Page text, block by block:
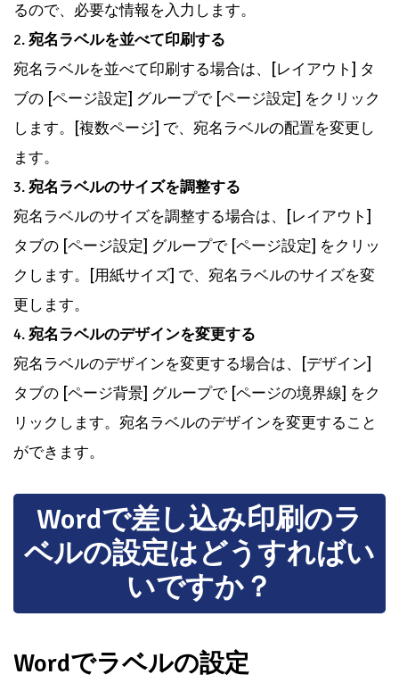
るので、必要な情報を入力します。
2.宛名ラベルを並べて印刷する
宛名ラベルを並べて印刷する場合は、[レイアウト] タ
ブの [ページ設定] グループで [ページ設定] をクリック
します。[複数ページ] で、宛名ラベルの配置を変更し
ます。
3.宛名ラベルのサイズを調整する
宛名ラベルのサイズを調整する場合は、[レイアウト]
タブの [ページ設定] グループで [ページ設定] をクリッ
クします。[用紙サイズ] で、宛名ラベルのサイズを変
更します。
4.宛名ラベルのデザインを変更する
宛名ラベルのデザインを変更する場合は、[デザイン]
タブの [ページ背景] グループで [ページの境界線] をク
リックします。宛名ラベルのデザインを変更すること
ができます。
Wordで差し込み印刷のラ
ベルの設定はどうすればい
いですか？